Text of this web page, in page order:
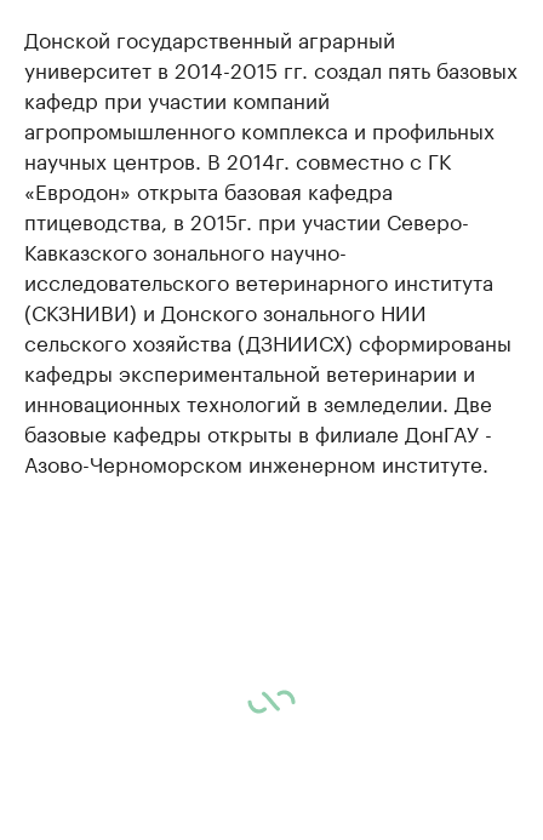
Донской государственный аграрный
университет в 2014-2015 гг. создал пять базовых
кафедр при участии компаний
агропромышленного комплекса и профильных
научных центров. В 2014г. совместно с ГК
«Евродон» открыта базовая кафедра
птицеводства, в 2015г. при участии Северо-
Кавказского зонального научно-
исследовательского ветеринарного института
(СКЗНИВИ) и Донского зонального НИИ
сельского хозяйства (ДЗНИИСХ) сформированы
кафедры экспериментальной ветеринарии и
инновационных технологий в земледелии. Две
базовые кафедры открыты в филиале ДонГАУ -
Азово-Черноморском инженерном институте.